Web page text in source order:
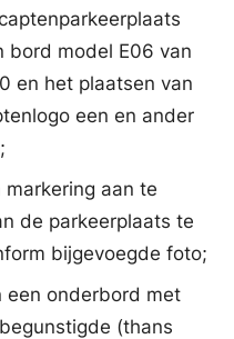
bord model E06 van
en het plaatsen van
een en ander
aan te
de parkeerplaats te
bijgevoegde foto;
een onderbord met
(thans